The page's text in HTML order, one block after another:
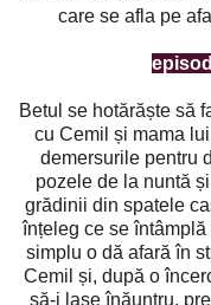
care se afla pe
Betul se hotărăște să
cu Cemil și mama
demersurile pentru
pozele de la nuntă
grădinii din spatele
înțeleg ce se
simplu o dă afară în
Cemil și, după o
să-i lase înăuntru,